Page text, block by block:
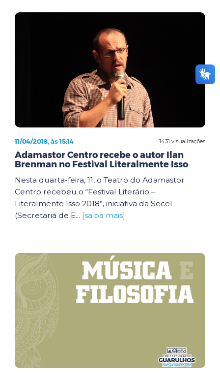
1431 visualizações
11/04/2018, às 15:14
Adamastor Centro recebe o autor Ilan
Brenman no Festival Literalmente Isso
Nesta quarta-feira, 11, o Teatro do Adamastor
Centro recebeu o “Festival Literário –
Literalmente Isso 2018”, iniciativa da Secel
(Secretaria de E... [saiba mais]